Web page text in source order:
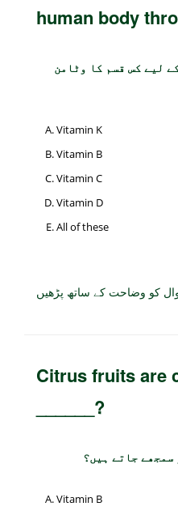
human body
لیے کس قسم کا وٹامن
Vitamin K
Vitamin B
Vitamin C
Vitamin D
All of these
کو وضاحت کے ساتھ پڑھیں
Citrus fruits are
______?
جاتے ہیں؟
Vitamin B